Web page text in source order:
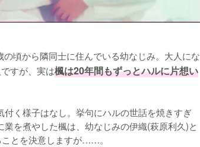
の頃から隣同士に住んでいる幼なじみ。大人にな
すが、実は楓は20年間もずっとハルに片想い
く様子はなし。挙句にハルの世話を焼きすぎ
を煮やした楓は、幼なじみの伊織(萩原利久)と
とを決意しますが……。